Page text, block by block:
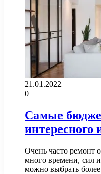
21.01.2022
0
Самые
интересного
Очень часто ремонт
много времени, сил
можно выбрать